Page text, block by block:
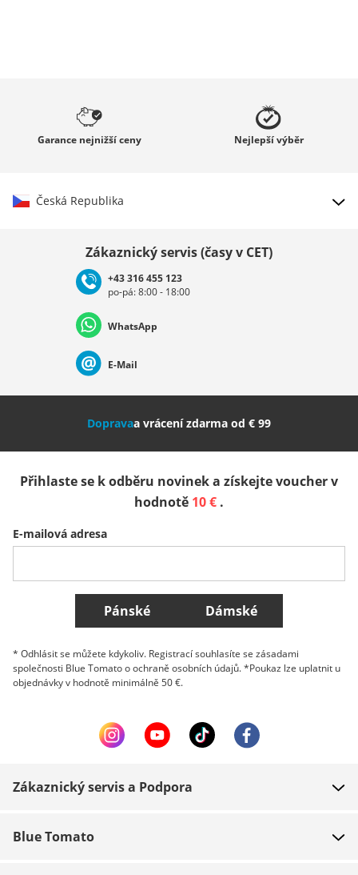
Garance nejnižší ceny Nejlepšívýběr
Česká Republika
Deutschland Österreich
Nederland Italia (Italiano) Italien (Deutsch)
Slovenija
Belgique (Français) Danmark Norge
Všechny země
Zákaznický servis (časy v CET)
+43 316 455 123
po-pá: 8:00 - 18:00
WhatsApp
E-Mail
Dopravaa vrácení zdarma od € 99
Přihlaste se k odběru novinek a získejte voucher v
hodnotě 10 € .
E-mailová adresa
Pánské Dámské
* Odhlásit se můžete kdykoliv. Registrací souhlasíte se zásadami
společnosti Blue Tomato o ochraně osobních údajů. *Poukaz lze uplatnit u
objednávky v hodnotě minimálně 50 €.
Zákaznický servis a Podpora
Blue Tomato